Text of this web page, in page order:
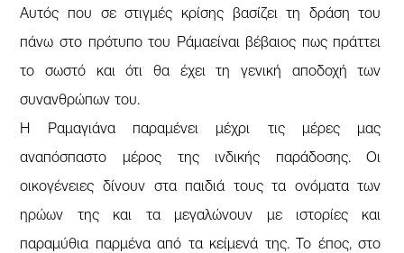
Αυτός που σε στιγμές κρίσης βασίζει τη δράση του
πάνω στο πρότυπο του Ράμαείναι βέβαιος πως πράττει
το σωστό και ότι θα έχει τη γενική αποδοχή των
συνανθρώπων του.
Η Ραμαγιάνα παραμένει μέχρι τις μέρες μας
αναπόσπαστο μέρος της ινδικής παράδοσης. Οι
οικογένειες δίνουν στα παιδιά τους τα ονόματα των
ηρώων της και τα μεγαλώνουν με ιστορίες και
παραμύθια παρμένα από τα κείμενά της. Το έπος, στο